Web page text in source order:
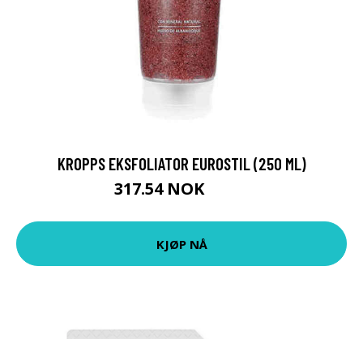
KROPPS EKSFOLIATOR EUROSTIL (250 ML)
317.54 NOK
KJØP NÅ